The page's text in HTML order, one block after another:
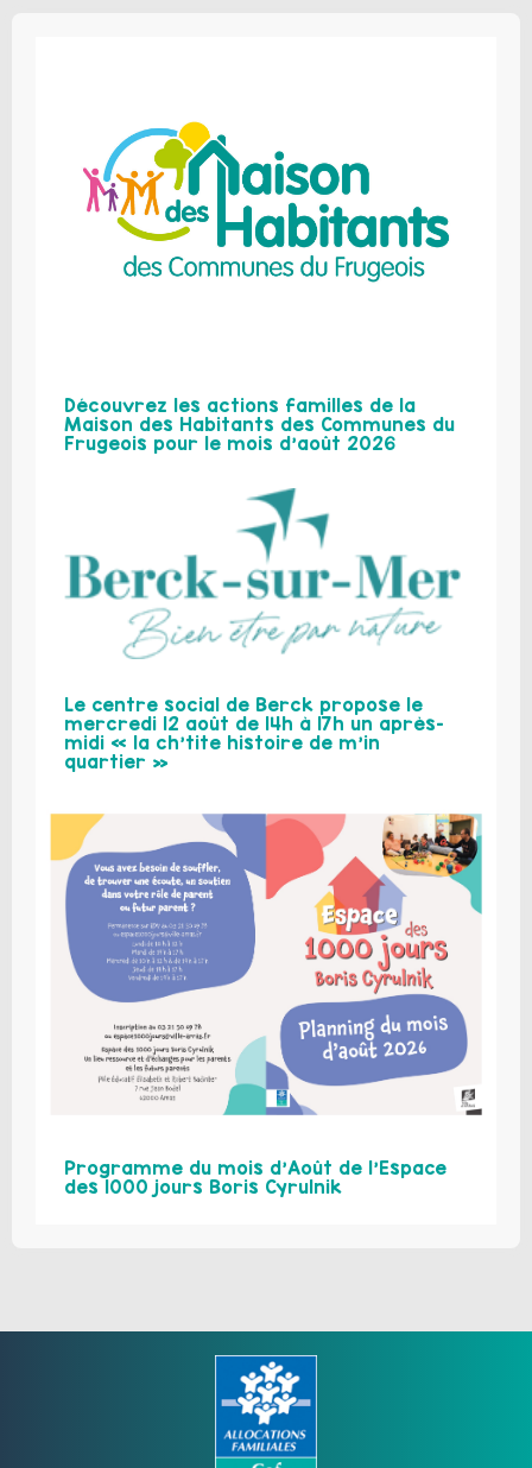
Découvrez les actions familles de la
Maison des Habitants des Communes du
Frugeois pour le mois d’août 2026
Le centre social de Berck propose le
mercredi 12 août de 14h à 17h un après-
midi « la ch’tite histoire de m’in
quartier »
Programme du mois d’Août de l’Espace
des 1000 jours Boris Cyrulnik